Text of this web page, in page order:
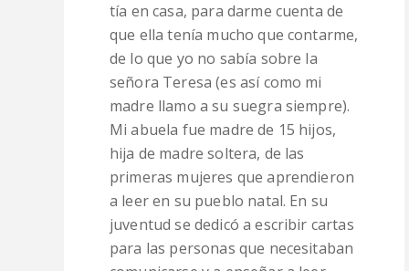
tía en casa, para darme cuenta de
que ella tenía mucho que contarme,
de lo que yo no sabía sobre la
señora Teresa (es así como mi
madre llamo a su suegra siempre).
Mi abuela fue madre de 15 hijos,
hija de madre soltera, de las
primeras mujeres que aprendieron
a leer en su pueblo natal. En su
juventud se dedicó a escribir cartas
para las personas que necesitaban